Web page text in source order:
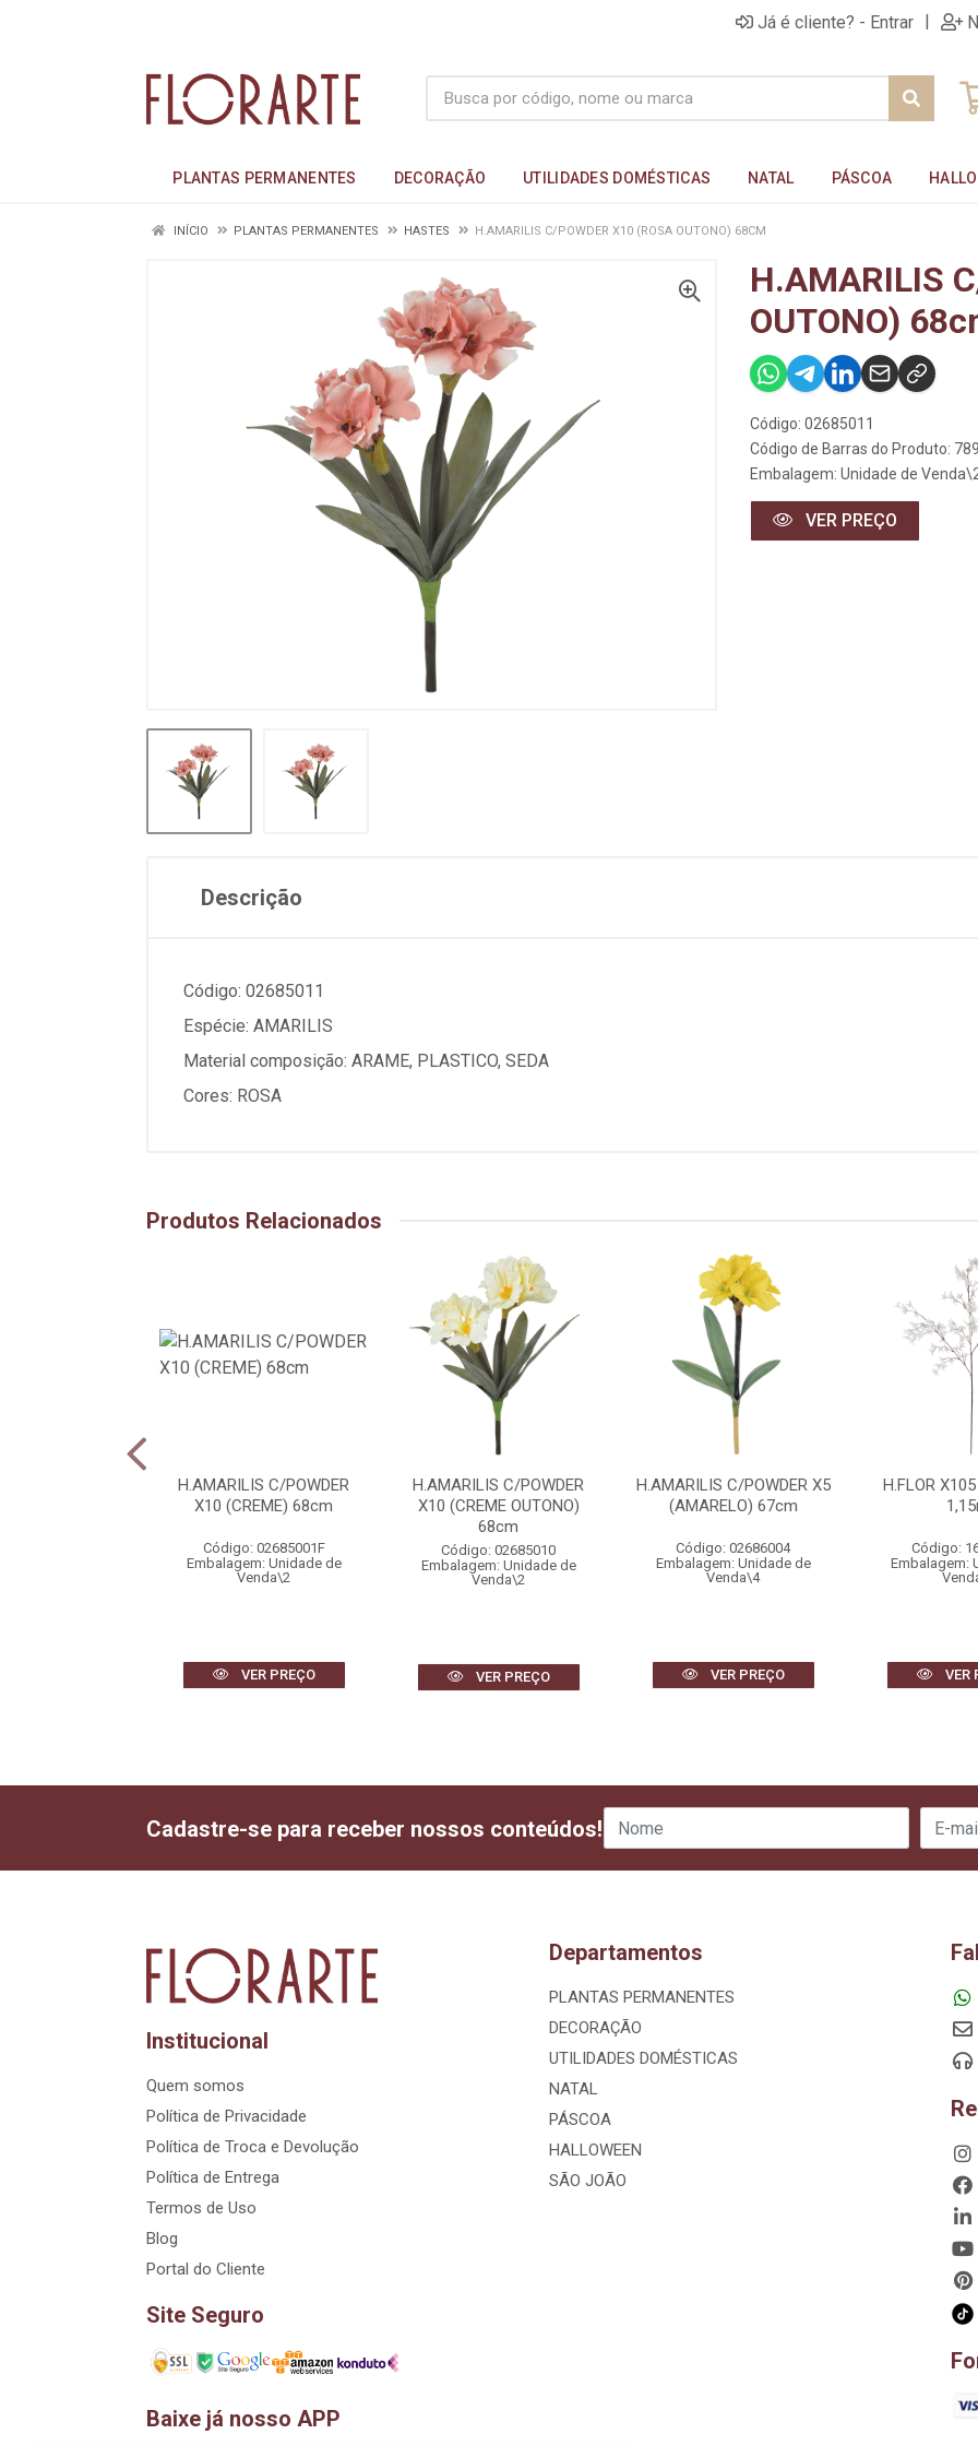
Já é cliente? - Entrar |
PLANTAS PERMANENTES DECORAÇÃO UTILIDADES DOMÉSTICAS NATAL PÁSCOA
INÍCIO PLANTAS PERMANENTES HASTES H.AMARILIS C/POWDER X10 (ROSA OUTONO) 68CM
H.AMARILIS
OUTONO)
Código: 02685011
Código de Barras do Produto:
Embalagem: Unidade de
VER PREÇO
Descrição
Código: 02685011
Espécie: AMARILIS
Material composição: ARAME, PLASTICO, SEDA
Cores: ROSA
Produtos Relacionados
H.AMARILIS C/POWDER
X10 (CREME) 68cm
Código: 02685001F
Embalagem: Unidade de
Venda\2
VER PREÇO
H.AMARILIS C/POWDER
X10 (CREME OUTONO)
68cm
Código: 02685010
Embalagem: Unidade de
Venda\2
VER PREÇO
H.AMARILIS C/POWDER X5
(AMARELO) 67cm
Código: 02686004
Embalagem: Unidade de
Venda\4
VER PREÇO
H.FLOR
Código:
Embalagem:
VER
Cadastre-se para receber nossos conteúdos!
Institucional
Quem somos
Política de Privacidade
Política de Troca e Devolução
Política de Entrega
Termos de Uso
Blog
Portal do Cliente
Site Seguro
Baixe já nosso APP
Departamentos
PLANTAS PERMANENTES
DECORAÇÃO
UTILIDADES DOMÉSTICAS
NATAL
PÁSCOA
HALLOWEEN
SÃO JOÃO